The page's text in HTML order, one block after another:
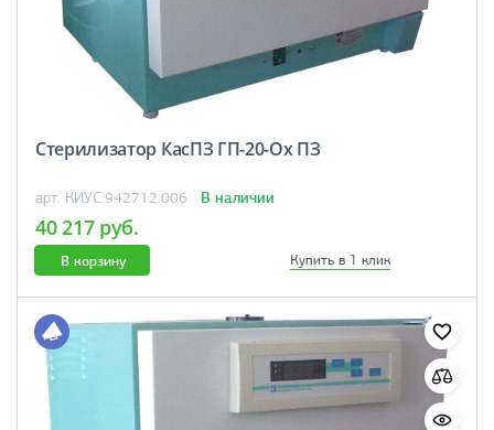
Стерилизатор КасПЗ ГП-20-Ох ПЗ
арт. КИУС.942712.006 В наличии
40 217 руб.
В корзину Купить в 1 клик